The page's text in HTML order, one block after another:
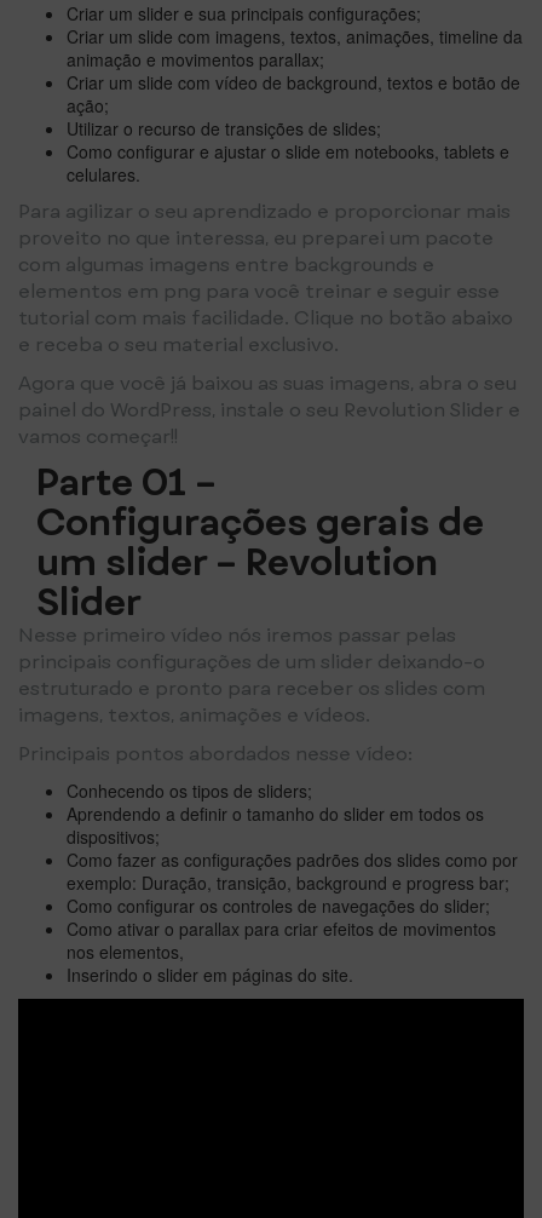
Criar um slider e sua principais configurações;
Criar um slide com imagens, textos, animações, timeline da
animação e movimentos parallax;
Criar um slide com vídeo de background, textos e botão de
ação;
Utilizar o recurso de transições de slides;
Como configurar e ajustar o slide em notebooks, tablets e
celulares.
Para agilizar o seu aprendizado e proporcionar mais
proveito no que interessa, eu preparei um pacote
com algumas imagens entre backgrounds e
elementos em png para você treinar e seguir esse
tutorial com mais facilidade. Clique no botão abaixo
e receba o seu material exclusivo.
Agora que você já baixou as suas imagens, abra o seu
painel do WordPress, instale o seu Revolution Slider e
vamos começar!!
Parte 01 –
Configurações gerais de
um slider – Revolution
Slider
Nesse primeiro vídeo nós iremos passar pelas
principais configurações de um slider deixando-o
estruturado e pronto para receber os slides com
imagens, textos, animações e vídeos.
Principais pontos abordados nesse vídeo:
Conhecendo os tipos de sliders;
Aprendendo a definir o tamanho do slider em todos os
dispositivos;
Como fazer as configurações padrões dos slides como por
exemplo: Duração, transição, background e progress bar;
Como configurar os controles de navegações do slider;
Como ativar o parallax para criar efeitos de movimentos
nos elementos,
Inserindo o slider em páginas do site.